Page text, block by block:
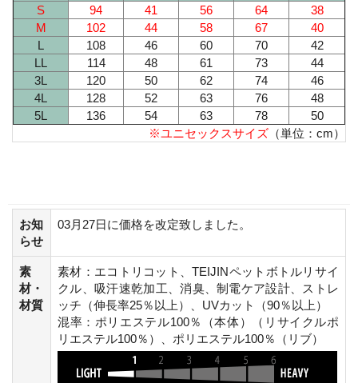
S
94 41 56 64
38
M
102 44 58 67
40
L
108 46 60 70
42
LL
114 48 61 73
44
3L
120 50 62 74
46
4L
128 52 63 76
48
5L
136 54 63 78
50
※ユニセックスサイズ （単位：cm）
お知
らせ
03月27日に価格を改定致しました。
素
材・
材質
素材：エコトリコット、TEIJINペットボトルリサイ
クル、吸汗速乾加工、消臭、制電ケア設計、ストレ
ッチ（伸長率25％以上）、UVカット（90％以上）
混率：ポリエステル100％（本体）（リサイクルポ
リエステル100％）、ポリエステル100％（リブ）